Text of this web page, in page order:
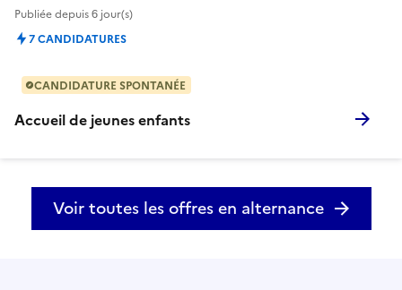
Accueil de jeunes enfants
Publiéedepuis 6 jour(s)
7 CANDIDATURES
CANDIDATURE SPONTANÉE
Voir toutes les offres en alternance